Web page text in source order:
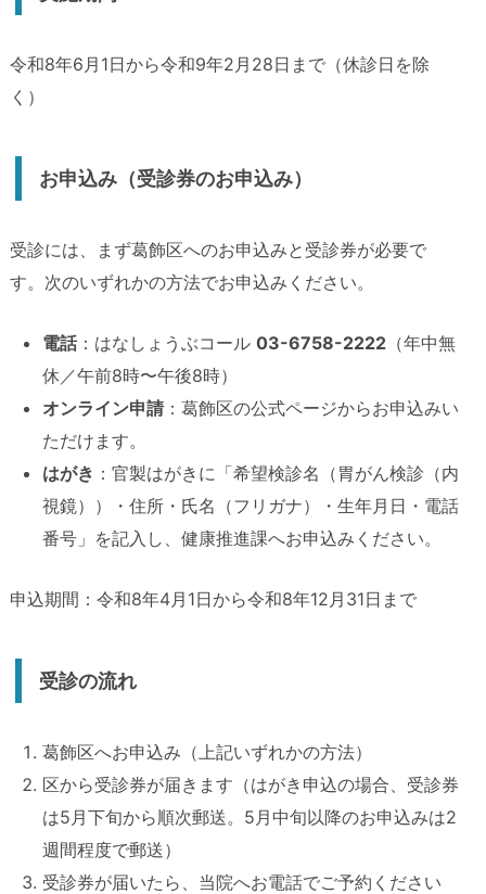
令和8年6月1日から令和9年2月28日まで（休診日を除
く）
お申込み（受診券のお申込み）
受診には、まず葛飾区へのお申込みと受診券が必要で
す。次のいずれかの方法でお申込みください。
電話：はなしょうぶコール 03-6758-2222 （年中無
休／午前8時〜午後8時）
オンライン申請 ：葛飾区の公式ページからお申込みい
ただけます。
はがき ：官製はがきに「希望検診名（胃がん検診（内
視鏡））・住所・氏名（フリガナ）・生年月日・電話
番号」を記入し、健康推進課へお申込みください。
申込期間：令和8年4月1日から令和8年12月31日まで
受診の流れ
葛飾区へお申込み（上記いずれかの方法）
区から受診券が届きます（はがき申込の場合、受診券
は5月下旬から順次郵送。5月中旬以降のお申込みは2
週間程度で郵送）
受診券が届いたら、当院へお電話でご予約ください